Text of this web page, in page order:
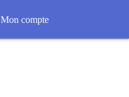
Mon compte